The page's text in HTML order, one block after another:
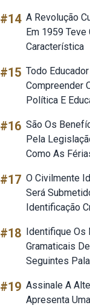
#14 A Revolução
Em 1959
Característica
#15 Todo
Compreender
Política E
#16 São Os
Pela
Como As
#17 O Civilmente
Será
Identificação
#18 Identifique Os
Gramaticais
Seguintes
#19 Assinale A
Apresenta